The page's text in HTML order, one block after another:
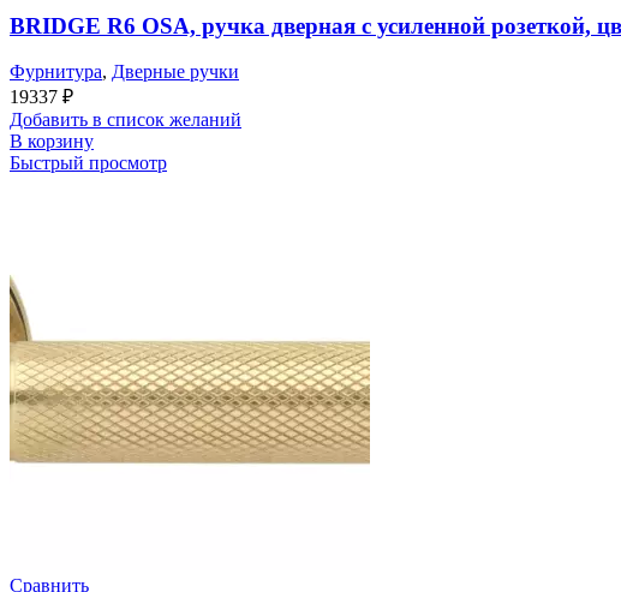
BRIDGE R6 OSA, ручка дверная с усиленной розеткой,
Фурнитура, Дверные ручки
19337 ₽
Добавить в список желаний
В корзину
Быстрый просмотр
Сравнить